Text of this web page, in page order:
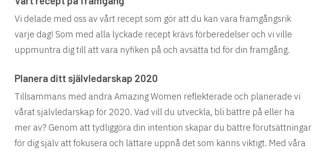
Vi delade med oss av vårt recept som gör att du kan vara framgångsrik
varje dag! Som med alla lyckade recept krävs förberedelser och vi ville
uppmuntra dig till att vara nyfiken på och avsätta tid för din framgång.
Planera ditt självledarskap 2020
Tillsammans med andra Amazing Women reflekterade och planerade vi
vårat självledarskap för 2020. Vad vill du utveckla, bli bättre på eller ha
mer av? Genom att tydliggöra din intention skapar du bättre förutsättningar
för dig själv att fokusera och lättare uppnå det som känns viktigt. Med våra